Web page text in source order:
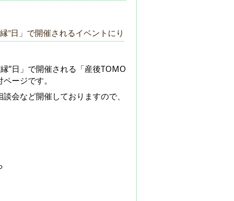
日」で開催されるイベントにり
”日」で開催される「産後TOMO
ージです。
会など開催しておりますので、